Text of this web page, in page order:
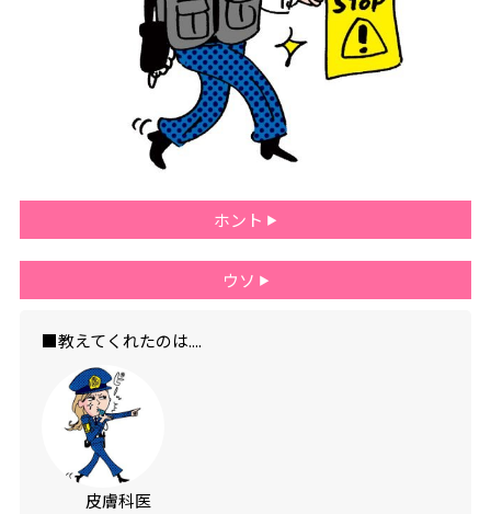
ホント
ウソ
■教えてくれたのは....
皮膚科医